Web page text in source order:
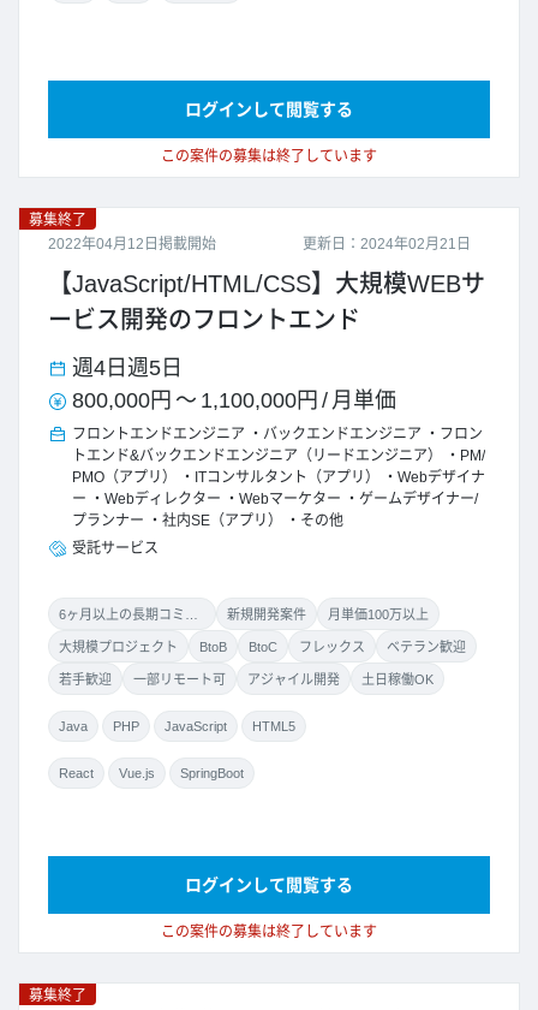
この案件の募集は終了しています
ログインして閲覧する
更新日：2024年02月21日
募集終了
2022年04月12日掲載開始
【JavaScript/HTML/CSS】大規模WEBサ
ービス開発のフロントエンド
週4日 週5日
800,000円 ～ 1,100,000円 / 月単価
フロントエンドエンジニア バックエンドエンジニア
フロン
トエンド&バックエンドエンジニア（リードエンジニア）
PM/
PMO（アプリ）
ITコンサルタント（アプリ）
Webデザイナ
ー
Webディレクター Webマーケター
ゲームデザイナー/
プランナー
社内SE（アプリ）
その他
受託サービス
新規開発案件 月単価100万以上
大規模プロジェクト BtoB BtoC フレックス ベテラン歓迎
若手歓迎 一部リモート可 アジャイル開発 土日稼働OK
Java PHP JavaScript HTML5
React Vue.js SpringBoot
この案件の募集は終了しています
ログインして閲覧する
募集終了